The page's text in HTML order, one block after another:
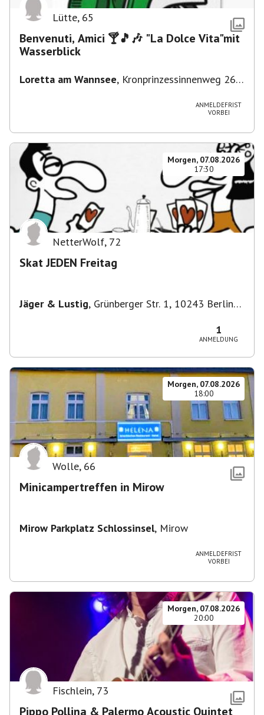
Lütte, 65
Benvenuti, Amici 🍸🎵🎶 "La Dolce Vita"mit
Wasserblick
Loretta am Wannsee, Kronprinzessinnenweg 260,
ANMELDEFRIST
VORBEI
Morgen, 07.08.2026
17:30
NetterWolf, 72
Skat JEDEN Freitag
Jäger & Lustig, Grünberger Str. 1, 10243 Berlin-
1
ANMELDUNG
Morgen, 07.08.2026
18:00
Wolle, 66
Minicampertreffen in Mirow
Mirow Parkplatz Schlossinsel, Mirow
ANMELDEFRIST
VORBEI
Morgen, 07.08.2026
20:00
Fischlein, 73
Pippo Pollina & Palermo Acoustic Quintet